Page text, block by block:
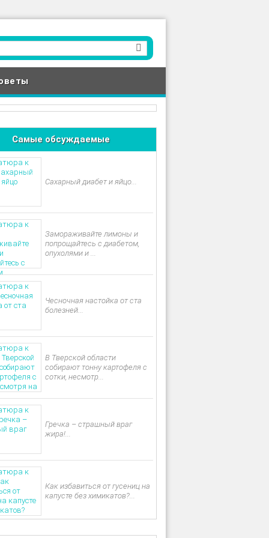
Самые обсуждаемые
Сахарный диабет и яйцо...
Замораживайте лимоны и
попрощайтесь с диабетом,
опухолями и ...
Чесночная настойка от ста
болезней...
В Тверской области
собирают тонну картофеля с
сотки, несмотр...
Гречка – страшный враг
жира!...
Как избавиться от гусениц на
капусте без химикатов?...